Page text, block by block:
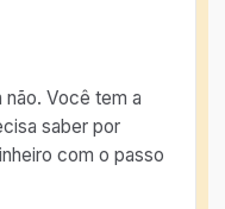
Você tem a
saber por
com o passo